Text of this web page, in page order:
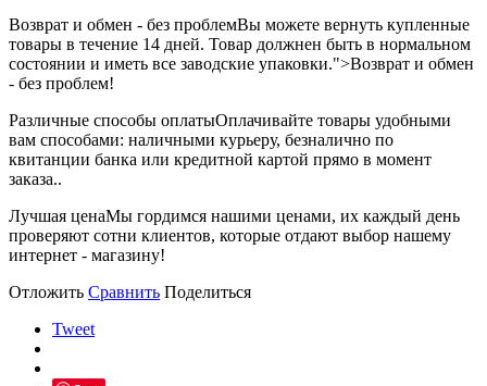
Возврат и обмен - без проблемВы можете вернуть купленные
товары в течение 14 дней. Товар должнен быть в нормальном
состоянии и иметь все заводские упаковки.">Возврат и обмен
- без проблем!
Различные способы оплатыОплачивайте товары удобными
вам способами: наличными курьеру, безналично по
квитанции банка или кредитной картой прямо в момент
заказа..
Лучшая ценаМы гордимся нашими ценами, их каждый день
проверяют сотни клиентов, которые отдают выбор нашему
интернет - магазину!
Отложить Сравнить Поделиться
Tweet